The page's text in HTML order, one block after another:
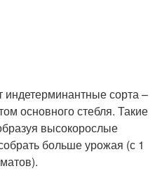
сорта –
основного стебля. Такие
высокорослые
больше урожая (с 1